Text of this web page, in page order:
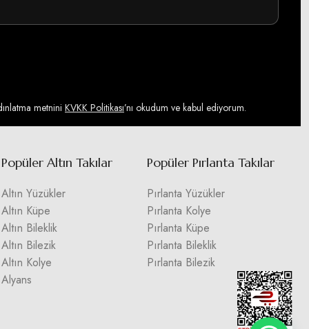
metnini KVKK Politikası’nı okudum ve kabul ediyorum.
Popüler Altın Takılar
Altın Yüzükler
Altın Küpe
Altın Bileklik
Altın Bilezik
Altın Kolye
Alyans
Popüler Pırlanta Takılar
Pırlanta Yüzükler
Pırlanta Kolye
Pırlanta Küpe
Pırlanta Bileklik
Pırlanta Bilezik